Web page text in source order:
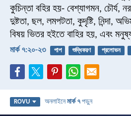
কুচিন্তা বহির হয়- বেশ্যাগমন, চৌর্য,
দুষ্টতা, ছল, লমপটতা, কুদৃষ্টি, নিন্দা,
বিষয় ভিতর হইতে বাহির হয়, এবং
মার্ক ৭:২০-২৩ পাপ শুদ্ধিকরণ প্রলোভন
ROVU অনলাইনেমার্ক ৭ পড়ুন